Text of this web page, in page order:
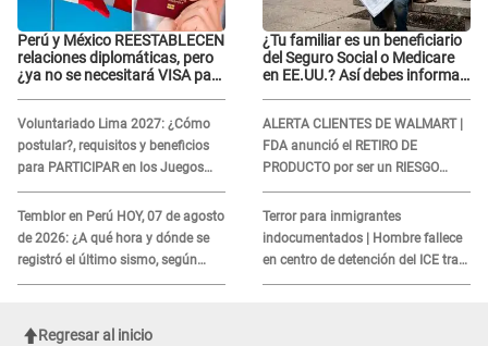
Perú y México REESTABLECEN
relaciones diplomáticas, pero
¿ya no se necesitará VISA para
Voluntariado Lima 2027: ¿Cómo
postular?, requisitos y beneficios
para PARTICIPAR en los Juegos
Panamericanos
Temblor en Perú HOY, 07 de agosto
de 2026: ¿A qué hora y dónde se
registró el último sismo, según
IGP?
¿Tu familiar es un beneficiario
del Seguro Social o Medicare
en EE.UU.? Así debes informar
ALERTA CLIENTES DE WALMART |
FDA anunció el RETIRO DE
PRODUCTO por ser un RIESGO
MORTAL para consumidores: ¿Cuál
es?
Terror para inmigrantes
indocumentados | Hombre fallece
en centro de detención del ICE tras
sufrir una "emergencia médica"
Regresar al inicio